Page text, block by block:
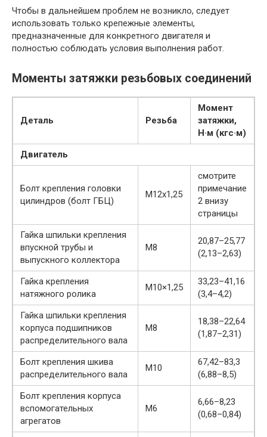
Чтобы в дальнейшем проблем не возникло, следует
использовать только крепежные элементы,
предназначенные для конкретного двигателя и
полностью соблюдать условия выполнения работ.
Моменты затяжки резьбовых соединений
Деталь Резьба
Момент
затяжки,
Н·м (кгс·м)
Двигатель
Болт крепления головки
цилиндров (болт ГБЦ)
М12х1,25
смотрите
примечание
2 внизу
страницы
Гайка шпильки крепления
впускной трубы и
выпускного коллектора
М8
20,87–25,77
(2,13–2,63)
Гайка крепления
натяжного ролика
М10×1,25
33,23–41,16
(3,4–4,2)
Гайка шпильки крепления
корпуса подшипников
распределительного вала
М8
18,38–22,64
(1,87–2,31)
Болт крепления шкива
распределительного вала
М10
67,42–83,3
(6,88–8,5)
Болт крепления корпуса
вспомогательных
агрегатов
М6
6,66–8,23
(0,68–0,84)